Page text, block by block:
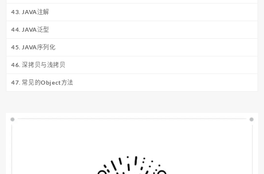
43. JAVA注解
44. JAVA泛型
45. JAVA序列化
46. 深拷贝与浅拷贝
47. 常见的Object方法